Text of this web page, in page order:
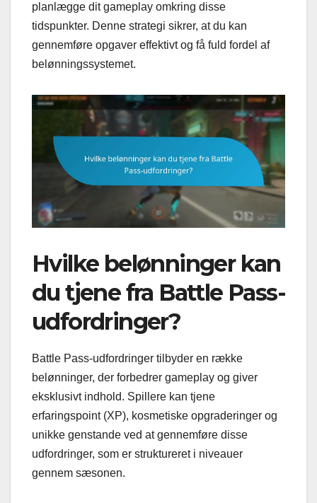
planlægge dit gameplay omkring disse
tidspunkter. Denne strategi sikrer, at du kan
gennemføre opgaver effektivt og få fuld fordel af
belønningssystemet.
Hvilke belønninger kan
du tjene fra Battle Pass-
udfordringer?
Battle Pass-udfordringer tilbyder en række
belønninger, der forbedrer gameplay og giver
eksklusivt indhold. Spillere kan tjene
erfaringspoint (XP), kosmetiske opgraderinger og
unikke genstande ved at gennemføre disse
udfordringer, som er struktureret i niveauer
gennem sæsonen.